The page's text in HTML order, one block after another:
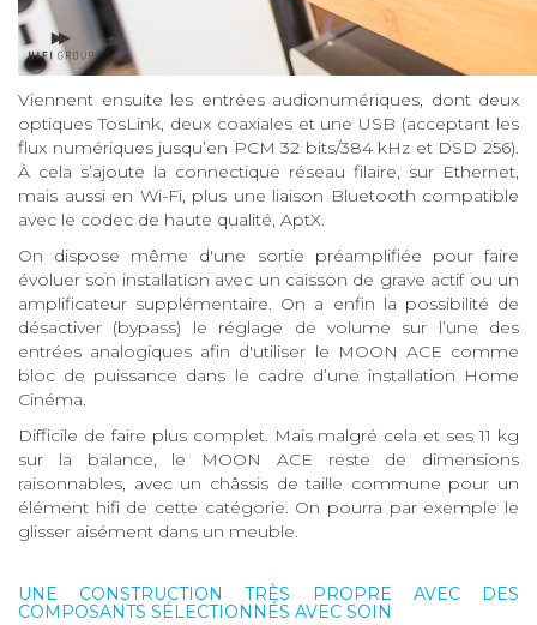
Viennent ensuite les entrées audionumériques, dont deux
optiques TosLink, deux coaxiales et une USB (acceptant les
flux numériques jusqu’en PCM 32 bits/384 kHz et DSD 256).
À cela s’ajoute la connectique réseau filaire, sur Ethernet,
mais aussi en Wi-Fi, plus une liaison Bluetooth compatible
avec le codec de haute qualité, AptX.
On dispose même d'une sortie préamplifiée pour faire
évoluer son installation avec un caisson de grave actif ou un
amplificateur supplémentaire. On a enfin la possibilité de
désactiver (bypass) le réglage de volume sur l’une des
entrées analogiques afin d'utiliser le MOON ACE comme
bloc de puissance dans le cadre d’une installation Home
Cinéma.
Difficile de faire plus complet. Mais malgré cela et ses 11 kg
sur la balance, le MOON ACE reste de dimensions
raisonnables, avec un châssis de taille commune pour un
élément hifi de cette catégorie. On pourra par exemple le
glisser aisément dans un meuble.
UNE CONSTRUCTION TRÈS PROPRE AVEC DES
COMPOSANTS SÉLECTIONNÉS AVEC SOIN